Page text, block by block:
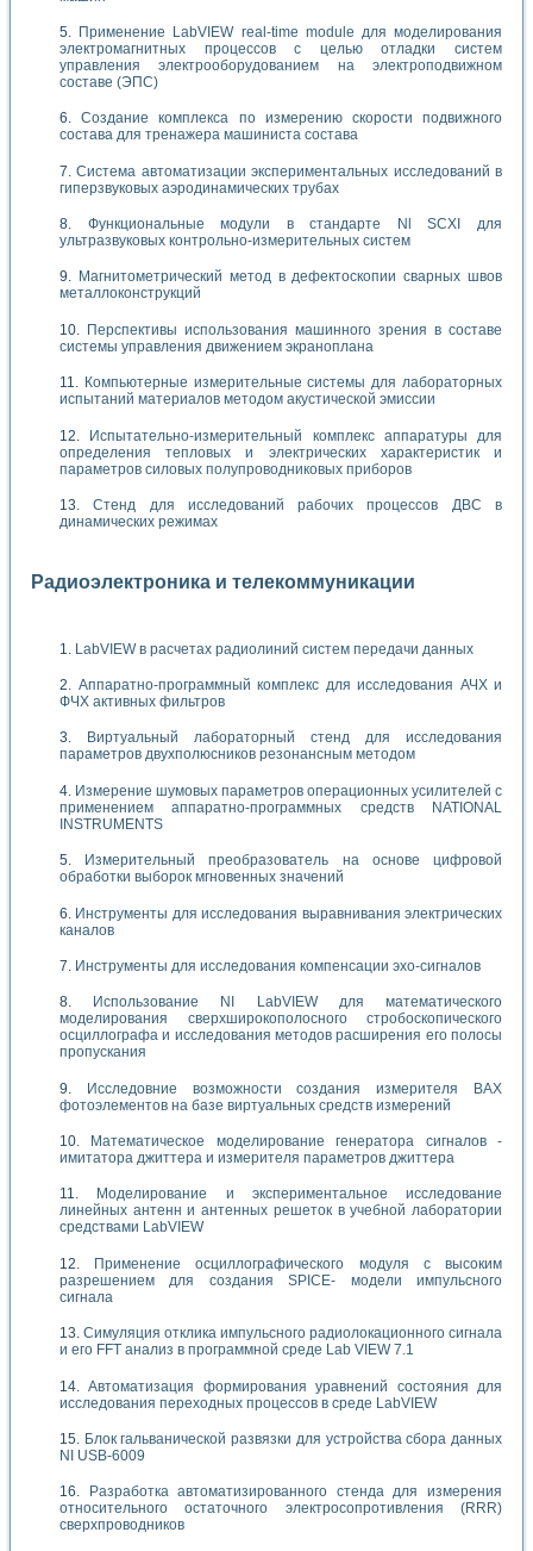
Применение LabVIEW real-time module для моделирования
электромагнитных процессов с целью отладки систем
управления электрооборудованием на электроподвижном
составе (ЭПС)
Создание комплекса по измерению скорости подвижного
состава для тренажера машиниста состава
Система автоматизации экспериментальных исследований в
гиперзвуковых аэродинамических трубах
Функциональные модули в стандарте Nl SCXI для
ультразвуковых контрольно-измерительных систем
Магнитометрический метод в дефектоскопии сварных швов
металлоконструкций
Перспективы использования машинного зрения в составе
системы управления движением экраноплана
Компьютерные измерительные системы для лабораторных
испытаний материалов методом акустической эмиссии
Испытательно-измерительный комплекс аппаратуры для
определения тепловых и электрических характеристик и
параметров силовых полупроводниковых приборов
Стенд для исследований рабочих процессов ДВС в
динамических режимах
Радиоэлектроника и телекоммуникации
LabVIEW в расчетах радиолиний систем передачи данных
Аппаратно-программный комплекс для исследования АЧХ и
ФЧХ активных фильтров
Виртуальный лабораторный стенд для исследования
параметров двухполюсников резонансным методом
Измерение шумовых параметров операционных усилителей с
применением аппаратно-программных средств NATIONAL
INSTRUMENTS
Измерительный преобразователь на основе цифровой
обработки выборок мгновенных значений
Инструменты для исследования выравнивания электрических
каналов
Инструменты для исследования компенсации эхо-сигналов
Использование NI LabVIEW для математического
моделирования сверхширокополосного стробоскопического
осциллографа и исследования методов расширения его полосы
пропускания
Исследовние возможности создания измерителя ВАХ
фотоэлементов на базе виртуальных средств измерений
Математическое моделирование генератора сигналов -
имитатора джиттера и измерителя параметров джиттера
Моделирование и экспериментальное исследование
линейных антенн и антенных решеток в учебной лаборатории
средствами LabVIEW
Применение осциллографического модуля с высоким
разрешением для создания SPICE- модели импульсного
сигнала
Симуляция отклика импульсного радиолокационного сигнала
и его FFT анализ в программной среде Lab VIEW 7.1
Автоматизация формирования уравнений состояния для
исследования переходных процессов в среде LabVIEW
Блок гальванической развязки для устройства сбора данных
NI USB-6009
Разработка автоматизированного стенда для измерения
относительного остаточного электросопротивления (RRR)
сверхпроводников